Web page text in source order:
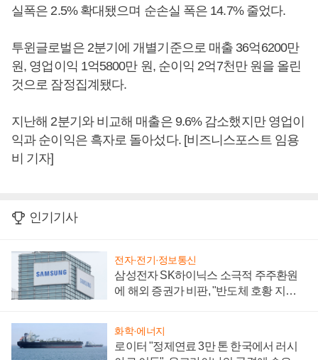
실폭은 2.5% 확대됐으며 순손실 폭은 14.7% 줄었다.
투윈글로벌은 2분기에 개별기준으로 매출 36억6200만
원, 영업이익 1억5800만 원, 순이익 2억7천만 원을 올린
것으로 잠정집계됐다.
지난해 2분기와 비교해 매출은 9.6% 감소했지만 영업이
익과 순이익은 흑자로 돌아섰다. [비즈니스포스트 임용
비 기자]
인기기사
전자·전기·정보통신
삼성전자 SK하이닉스 소극적 주주환원
에 해외 증권가 비판, "반도체 호황 지속
화학·에너지
로이터 "정제연료 3만 톤 한국에서 러시